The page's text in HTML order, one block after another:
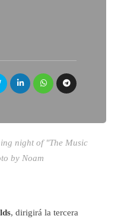
night of "The Music
by Noam
, dirigirá la tercera